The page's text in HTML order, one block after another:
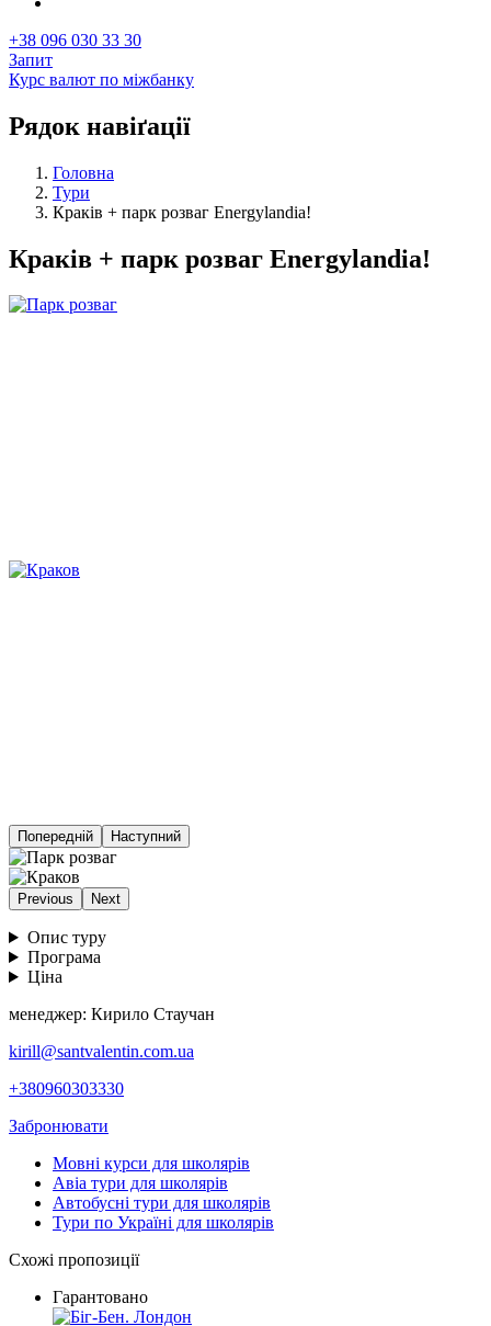
+38 096 030 33 30
Запит
Курс валют по міжбанку
Рядок навіґації
Головна
Тури
Краків + парк розваг Energylandia!
Краків + парк розваг Energylandia!
Попередній Наступний
Previous Next
Опис туру
Програма
Ціна
менеджер: Кирило Стаучан
kirill@santvalentin.com.ua
+380960303330
Забронювати
Мовні курси для школярів
Авіа тури для школярів
Автобусні тури для школярів
Тури по Україні для школярів
Схожі пропозиції
Гарантовано